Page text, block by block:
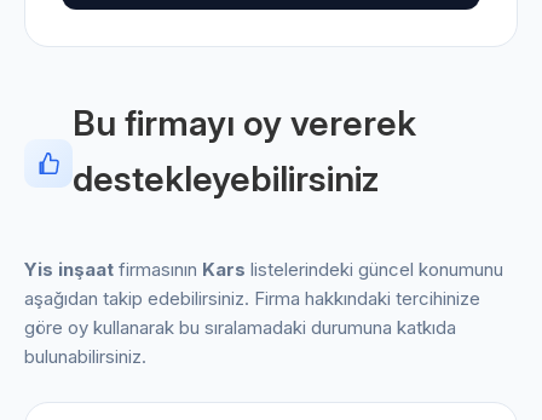
Bu firmayı oy vererek
destekleyebilirsiniz
Yis inşaat firmasının Kars listelerindeki güncel konumunu
aşağıdan takip edebilirsiniz. Firma hakkındaki tercihinize
göre oy kullanarak bu sıralamadaki durumuna katkıda
bulunabilirsiniz.